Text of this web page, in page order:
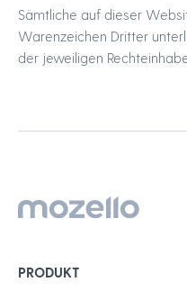
Sämtliche auf dieser
Warenzeichen Dritter
der jeweiligen
PRODUKT